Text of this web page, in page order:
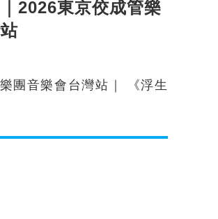
｜2026東京佼成管樂
團音樂會台灣站｜ 《浮生